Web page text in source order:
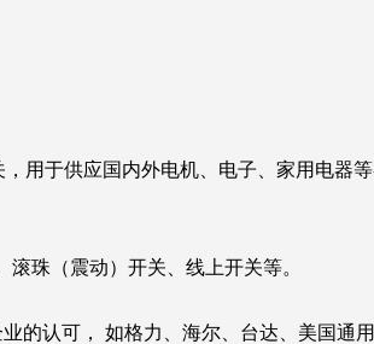
于供应国内外电机、电子、家用电器
珠（震动）开关、线上开关等。
认可， 如格力、海尔、台达、美国通